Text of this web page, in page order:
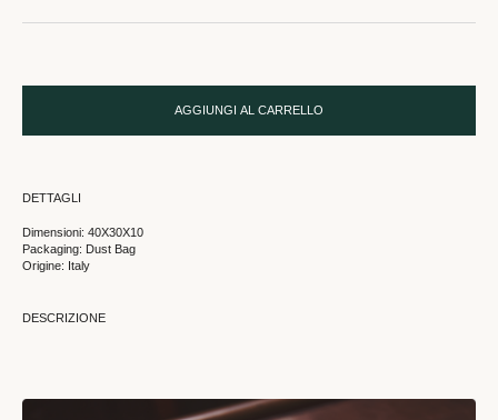
AGGIUNGI AL CARRELLO
DETTAGLI
Dimensioni: 40X30X10
Packaging: Dust Bag
Origine: Italy
DESCRIZIONE